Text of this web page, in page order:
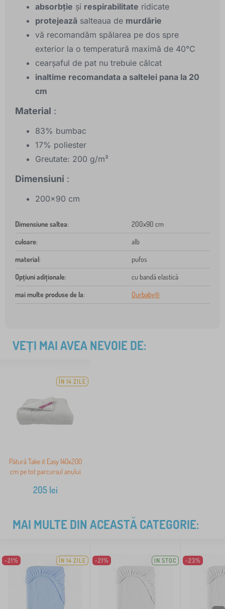
absorbție și respirabilitate ridicate
protejează salteaua de murdărie
vă recomandăm spălarea pe dos spre
exterior la o temperatură maximă de 40°C
cearşaful de pat nu trebuie călcat
inaltime recomandata a saltelei pana la 20
cm
Material :
83% bumbac
17% poliester
Greutate: 200 g/m²
Dimensiuni :
200x90 cm
Dimensiune saltea: 200x90 cm
culoare: alb
material: pufos
Opțiuni adiționale: cu bandă elastică
mai multe produse de la: Ourbaby®
VEȚI MAI AVEA NEVOIE DE:
ÎN 14 ZILE
Pătură Take it Easy 140x200
cm pe tot parcursul anului
205lei
MAI MULTE DIN ACEASTĂ CATEGORIE:
-21% ÎN 14 ZILE -21% IN STOC -23%